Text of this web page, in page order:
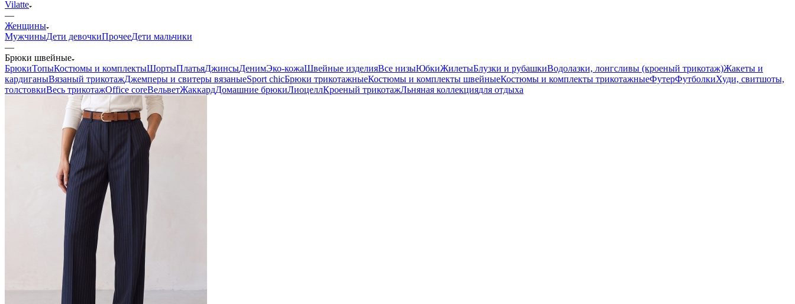
Vilatte
—
Женщины
МужчиныДети девочкиПрочееДети мальчики
—
Брюки швейные
БрюкиТопыКостюмы и комплектыШортыПлатьяДжинсыДенимЭко-кожаШвейные изделияВсе низыЮбкиЖилетыБлузки и рубашкиВодолазки, лонгсливы (кроеный трикотаж)Жакеты и
кардиганыВязаный трикотажДжемперы и свитеры вязаныеSport chicБрюки трикотажныеКостюмы и комплекты швейныеКостюмы и комплекты трикотажныеФутерФутболкиХуди, свитшоты,
толстовкиВесь трикотажOffice coreВельветЖаккардДомашние брюкиЛиоцеллКроеный трикотажЛьняная коллекциядля отдыха